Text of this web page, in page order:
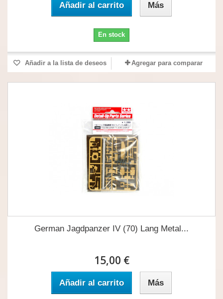
Añadir al carrito Más
En stock
Añadir a la lista de deseos Agregar para comparar
German Jagdpanzer IV (70) Lang Metal...
15,00 €
Añadir al carrito Más